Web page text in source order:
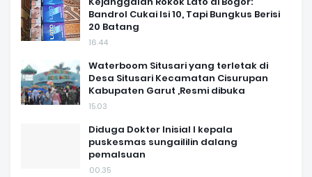
Bandrol Cukai Isi 10, Tapi Bungkus Berisi
20 Batang
16.44
Waterboom Situsari yang terletak di
Desa Situsari Kecamatan Cisurupan
Kabupaten Garut ,Resmi dibuka
15.03
Diduga Dokter Inisial I kepala
puskesmas sungaililin dalang
pemalsuan
00.35